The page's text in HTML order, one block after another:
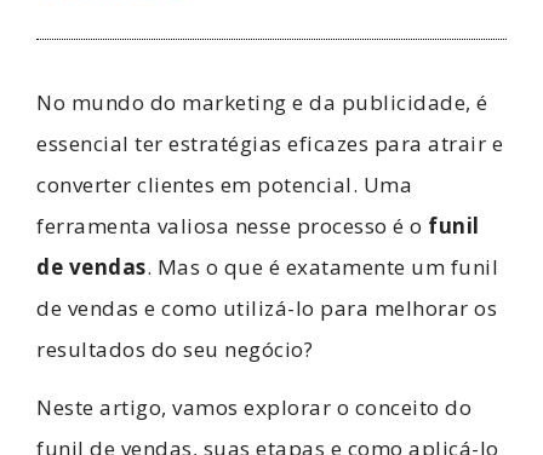
No mundo do marketing e da publicidade, é
essencial ter estratégias eficazes para atrair e
converter clientes em potencial. Uma
ferramenta valiosa nesse processo é o funil
de vendas. Mas o que é exatamente um funil
de vendas e como utilizá-lo para melhorar os
resultados do seu negócio?
Neste artigo, vamos explorar o conceito do
funil de vendas, suas etapas e como aplicá-lo